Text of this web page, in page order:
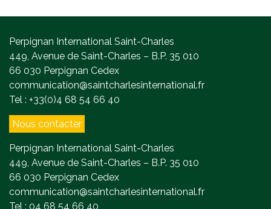
Perpignan International Saint-Charles
449, Avenue de Saint-Charles – B.P. 35 010
66 030 Perpignan Cedex
communication@saintcharlesinternational.fr
Tel : +33(0)4 68 54 66 40
Nous contacter
Perpignan International Saint-Charles
449, Avenue de Saint-Charles – B.P. 35 010
66 030 Perpignan Cedex
communication@saintcharlesinternational.fr
Tel : 04 68 54 66 40